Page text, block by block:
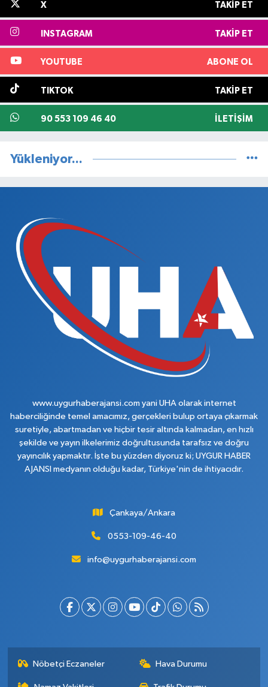
X TAKIP ET
INSTAGRAM TAKIP ET
YOUTUBE ABONE OL
TIKTOK TAKIP ET
90 553 109 46 40 İLETIŞIM
Yükleniyor...
www.uygurhaberajansi.com yani UHA olarak internet
haberciliğinde temel amacımız, gerçekleri bulup ortaya çıkarmak
suretiyle, abartmadan ve hiçbir tesir altında kalmadan, en hızlı
şekilde ve yayın ilkelerimiz doğrultusunda tarafsız ve doğru
yayıncılık yapmaktır. İşte bu yüzden diyoruz ki; UYGUR HABER
AJANSI medyanın olduğu kadar, Türkiye'nin de ihtiyacıdır.
Çankaya/Ankara
0553-109-46-40
info@uygurhaberajansi.com
Nöbetçi Eczaneler Hava Durumu